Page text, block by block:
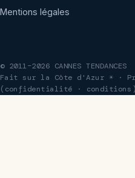
Mentions légales
© 2011–2026 CANNES TENDANCES
Fait sur la Côte d'Azur ☀ ·
( confidentialité · conditions )